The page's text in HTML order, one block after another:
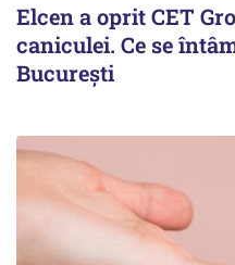
Elcen a oprit CET
caniculei. Ce se
București